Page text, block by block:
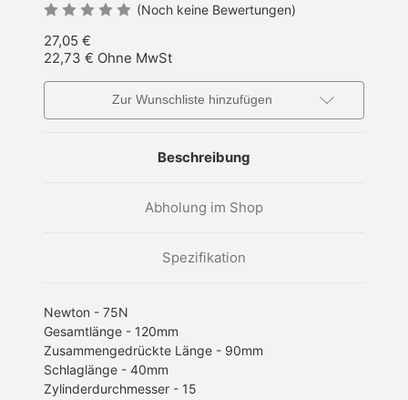
(Noch keine Bewertungen)
27,05 €
22,73 € Ohne MwSt
Zur Wunschliste hinzufügen
Beschreibung
Abholung im Shop
Spezifikation
Newton - 75N
Gesamtlänge - 120mm
Zusammengedrückte Länge - 90mm
Schlaglänge - 40mm
Zylinderdurchmesser - 15